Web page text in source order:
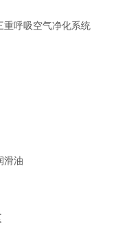
重呼吸空气净化系统
滑油